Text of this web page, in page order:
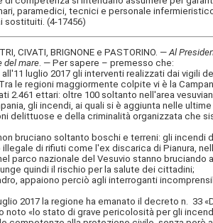
paramedici, tecnici e personale
sostituiti. (4-17456)
CIVATI, BRIGNONE e PASTORINO. —Al
del mare. — Per sapere – premesso che:
luglio 2017 gli interventi realizzati dai vigili
le regioni maggiormente colpite vi è la
2.461 ettari: oltre 100 soltanto nell'area
gli incendi, ai quali si è aggiunta nelle
delittuose e della criminalità organizzata che
bruciano soltanto boschi e terreni: gli incendi
di rifiuti come l'ex discarica di Pianura,
parco nazionale del Vesuvio stanno
quindi il rischio per la salute dei cittadini;
appaiono perciò agli interroganti
2017 la regione ha emanato il decreto n. 33
noto «lo stato di grave pericolosità per gli